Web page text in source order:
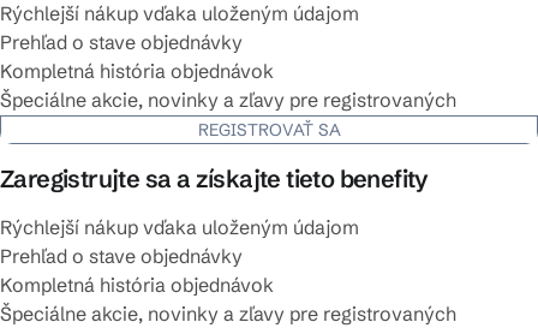
Rýchlejší nákup vďaka uloženým údajom
Prehľad o stave objednávky
Kompletná história objednávok
Špeciálne akcie, novinky a zľavy pre registrovaných
REGISTROVAŤ SA
Zaregistrujte sa a získajte tieto benefity
Rýchlejší nákup vďaka uloženým údajom
Prehľad o stave objednávky
Kompletná história objednávok
Špeciálne akcie, novinky a zľavy pre registrovaných